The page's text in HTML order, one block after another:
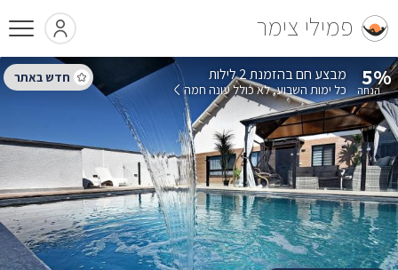
פמילי צימר
5% בהזמנת 2 לילות
כל ימות השבוע לא כולל עונה חמה